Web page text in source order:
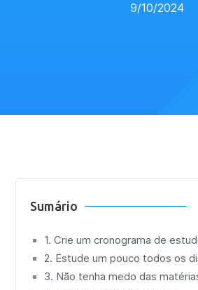
9/10/2024
Sumário
1. Crie um cronograma de
2. Estude um pouco todos os
3. Não tenha medo das